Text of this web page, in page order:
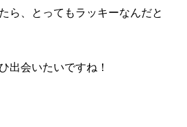
ら、とってもラッキーなんだと
出会いたいですね！